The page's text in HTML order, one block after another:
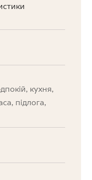
кухня,
підлога,